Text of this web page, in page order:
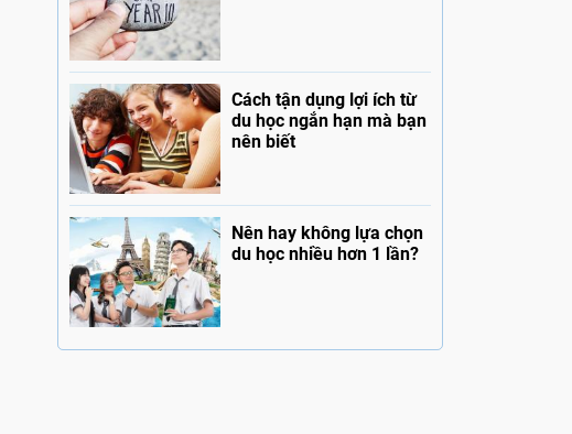
Cách tận dụng lợi ích từ
du học ngắn hạn mà bạn
nên biết
Nên hay không lựa chọn
du học nhiều hơn 1 lần?